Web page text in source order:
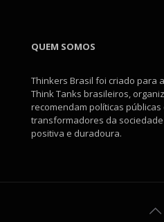
QUEM SOMOS
Thinkers Brasil foi criado para
Think Tanks brasileiros,
recomendam políticas públicas
transformadores da
positiva e duradoura.